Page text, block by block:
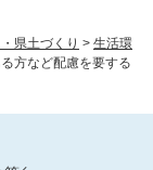
県土づくり > 生活環
方など配慮を要する